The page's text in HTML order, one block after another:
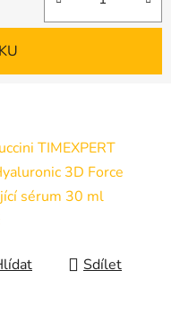
TIMEXPERT
3D Force
sérum 30 ml
Sdílet